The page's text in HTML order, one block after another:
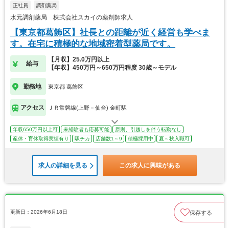
正社員 調剤薬局
水元調剤薬局 株式会社スカイの薬剤師求人
【東京都葛飾区】社長との距離が近く経営も学べま
す。在宅に積極的な地域密着型薬局です。
給与
【月収】25.0万円以上
【年収】450万円～650万円程度 30歳～モデル
勤務地 東京都 葛飾区
アクセス ＪＲ常磐線(上野－仙台) 金町駅
年収650万円以上可 未経験者も応募可能
原則、引越しを伴う転勤なし
産休・育休取得実績有り
駅チカ 店舗数1～9 積極採用中 夏～秋入職可
求人の詳細を見る この求人に興味がある
更新日：2026年6月18日 保存する